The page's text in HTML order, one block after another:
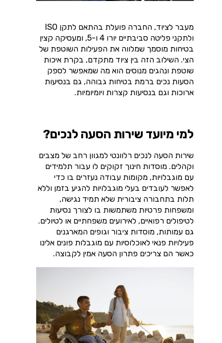
מעבר לציוד, החברה פועלת בהתאם לתקן ISO
ולתקני פליטה סביבתיים יורו 4 ו-5, ומעסיקה קצין
בטיחות מוסמך שמלווה את הפעילות השוטפת של
הצי. השילוב הזה בין ציוד מתקדם, בקרת איכות
שוטפת ונהגים מנוסים הוא מה שמאפשר לספק
הסעות נכים ברמת בטיחות גבוהה, גם בנסיעות
ארוכות וגם בנסיעות קצרות ויומיומיות.
למי מיועד שירות הסעה לנכים?
שירות הסעה לנכים רלוונטי למגוון רחב של מצבים
וקהלים. מוסדות חינוך זקוקים לו עבור תלמידים
עם מוגבלויות, מקומות עבודה נעזרים בו כדי
לאפשר לעובדים בעלי מוגבלויות להגיע בזמן וללא
תלות בתחבורה ציבורית שלא תמיד נגישה,
ומשפחות פרטיות משתמשות בו לצורך נסיעות
לטיפולים רפואיים, לאירועים משפחתיים או לטיולים.
גם עמותות, מוסדות ציבור וגופים המארגנים
פעילויות פנאי לאוכלוסיות עם מוגבלות פונים אלינו
כאשר הם צריכים פתרון הסעה אמין לקבוצה.